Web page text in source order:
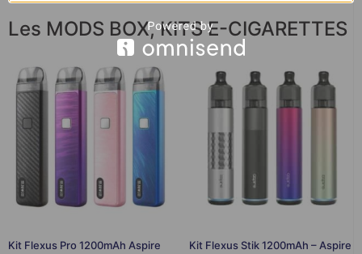
Les MODS BOX,KITS E-CIGARETTES
Kit Flexus Pro 1200mAh Aspire Kit Flexus Stik 1200mAh – Aspire